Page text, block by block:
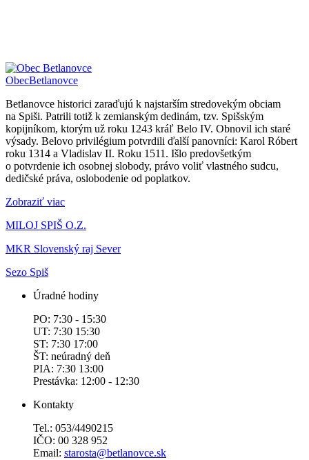
ObecBetlanovce
Betlanovce historici zaraďujú k najstarším stredovekým obciam
na Spiši. Patrili totiž k zemianským dedinám, tzv. Spišským
kopijníkom, ktorým už roku 1243 kráľ Belo IV. Obnovil ich staré
výsady. Belovo privilégium potvrdili ďalší panovníci: Karol Róbert
roku 1314 a Vladislav II. Roku 1511. Išlo predovšetkým
o potvrdenie ich osobnej slobody, právo voliť vlastného sudcu,
dedičské práva, oslobodenie od poplatkov.
Zobraziť viac
MILOJ SPIŠ O.Z.
MKR Slovenský raj Sever
Sezo Spiš
Úradné hodiny
PO: 7:30 - 15:30
UT: 7:30 15:30
ST: 7:30 17:00
ŠT: neúradný deň
PIA: 7:30 13:00
Prestávka: 12:00 - 12:30
Kontakty
Tel.: 053/4490215
IČO: 00 328 952
Email: starosta@betlanovce.sk